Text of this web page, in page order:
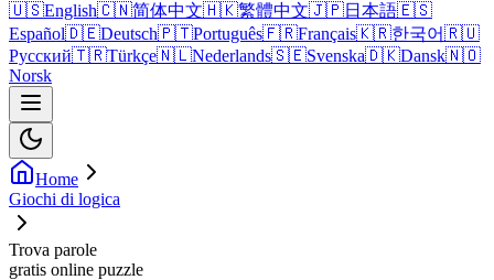
🇺🇸English🇨🇳简体中文🇭🇰繁體中文🇯🇵日本語🇪🇸
Español🇩🇪Deutsch🇵🇹Português🇫🇷Français🇰🇷한국어🇷🇺
Русский🇹🇷Türkçe🇳🇱Nederlands🇸🇪Svenska🇩🇰Dansk🇳🇴
Norsk
Home
Giochi di logica
Trova parole
gratis online puzzle